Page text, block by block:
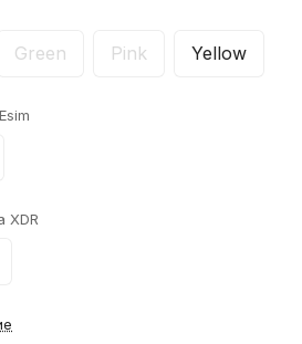
Green Pink Yellow
XDR